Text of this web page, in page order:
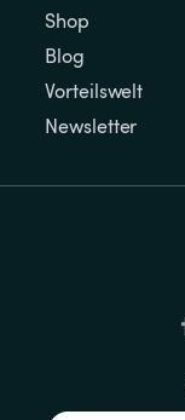
Shop
Blog
Vorteilswelt
Newsletter